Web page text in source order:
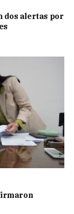
dos alertas por